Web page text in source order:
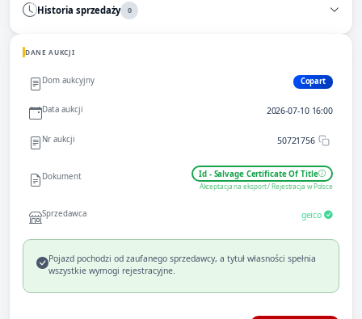
Historia sprzedaży 0
DANE AUKCJI
Dom aukcyjny Copart
Data aukcji 2026-07-10 16:00
Nr aukcji 50721756
Dokument Id - Salvage Certificate Of Title
Akceptacja na eksport / Rejestracja w Polsce
Sprzedawca geico
Pojazd pochodzi od zaufanego sprzedawcy, a tytuł własności spełnia
wszystkie wymogi rejestracyjne.